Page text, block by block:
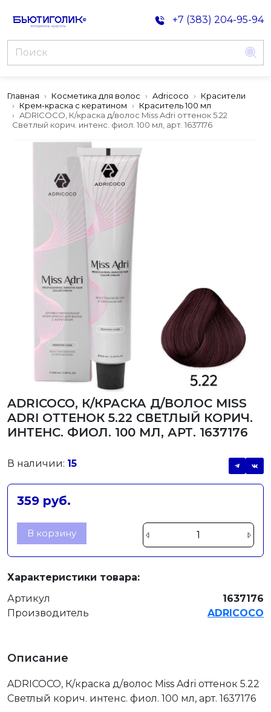
+7 (383) 204-95-94
Главная Косметика для волос Adricoco
Красители
Крем-краска с кератином
Краситель 100 мл
ADRICOCO, К/краска д/волос Miss Adri оттенок 5.22
Светлый корич. интенс. фиол. 100 мл, арт. 1637176
ADRICOCO, К/КРАСКА Д/ВОЛОС MISS
ADRI ОТТЕНОК 5.22 СВЕТЛЫЙ КОРИЧ.
ИНТЕНС. ФИОЛ. 100 МЛ, АРТ. 1637176
В наличии: 15
359 руб.
В корзину
Характеристики товара:
Артикул
1637176
Производитель
ADRICOCO
Описание
ADRICOCO, К/краска д/волос Miss Adri оттенок 5.22
Светлый корич. интенс. фиол. 100 мл, арт. 1637176